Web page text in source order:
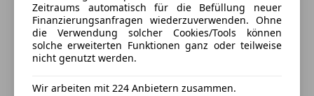
Audi connect (Internetbasierende Dienste),
Außenspiegel Aluminium-Optik matt, Dachhimmel
Stoff, schwarz, Einstiegsleisten mit Aluminiumeinlage
und Schriftzug, beleuchtet, Gepäckraum-Abtrennung
(Netz), Glanz-Paket, Innenausstattung: Dekoreinlagen
Deine Nachricht
Zeitraums automatisch für die Befüllung neuer
Finanzierungsanfragen wiederzuverwenden. Ohne
die Verwendung solcher Cookies/Tools können
solche erweiterten Funktionen ganz oder teilweise
nicht genutzt werden.
Wir arbeiten mit 224 Anbietern zusammen.